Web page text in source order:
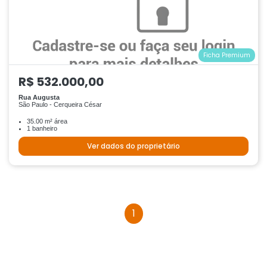
Ficha Premium
R$ 532.000,00
Rua Augusta
São Paulo - Cerqueira César
35.00 m² área
1 banheiro
Ver dados do proprietário
1